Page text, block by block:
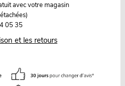
avec votre magasin
05 35
et les retours